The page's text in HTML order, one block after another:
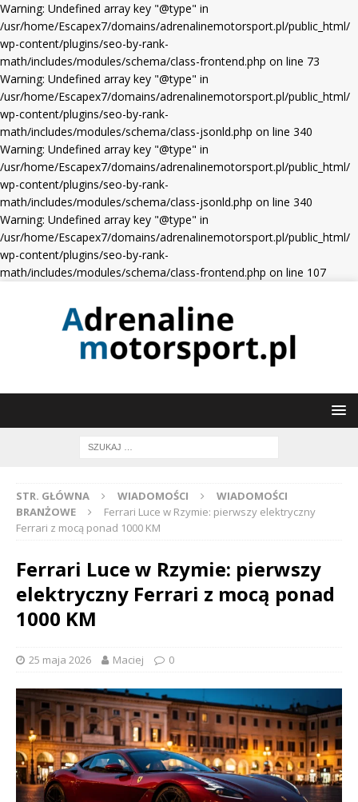
Warning: Undefined array key "@type" in
/usr/home/Escapex7/domains/adrenalinemotorsport.pl/public_html/
wp-content/plugins/seo-by-rank-
math/includes/modules/schema/class-frontend.php on line 73
Warning: Undefined array key "@type" in
/usr/home/Escapex7/domains/adrenalinemotorsport.pl/public_html/
wp-content/plugins/seo-by-rank-
math/includes/modules/schema/class-jsonld.php on line 340
Warning: Undefined array key "@type" in
/usr/home/Escapex7/domains/adrenalinemotorsport.pl/public_html/
wp-content/plugins/seo-by-rank-
math/includes/modules/schema/class-jsonld.php on line 340
Warning: Undefined array key "@type" in
/usr/home/Escapex7/domains/adrenalinemotorsport.pl/public_html/
wp-content/plugins/seo-by-rank-
math/includes/modules/schema/class-frontend.php on line 107
STR. GŁÓWNA WIADOMOŚCI
WIADOMOŚCI
BRANŻOWE
Ferrari Luce w Rzymie: pierwszy elektryczny
Ferrari z mocą ponad 1000 KM
Ferrari Luce w Rzymie: pierwszy
elektryczny Ferrari z mocą ponad
1000 KM
25 maja 2026 Maciej 0